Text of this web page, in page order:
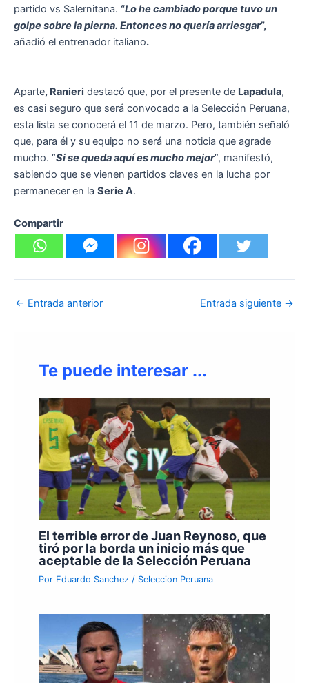
partido vs Salernitana. “Lo he cambiado porque tuvo un
golpe sobre la pierna. Entonces no quería arriesgar”,
añadió el entrenador italiano.
Aparte, Ranieri destacó que, por el presente de Lapadula,
es casi seguro que será convocado a la Selección Peruana,
esta lista se conocerá el 11 de marzo. Pero, también señaló
que, para él y su equipo no será una noticia que agrade
mucho. “Si se queda aquí es mucho mejor”, manifestó,
sabiendo que se vienen partidos claves en la lucha por
permanecer en la Serie A.
Compartir
← Entrada anterior Entrada siguiente →
Te puede interesar ...
El terrible error de Juan Reynoso, que
tiró por la borda un inicio más que
aceptable de la Selección Peruana
Por Eduardo Sanchez/ Seleccion Peruana